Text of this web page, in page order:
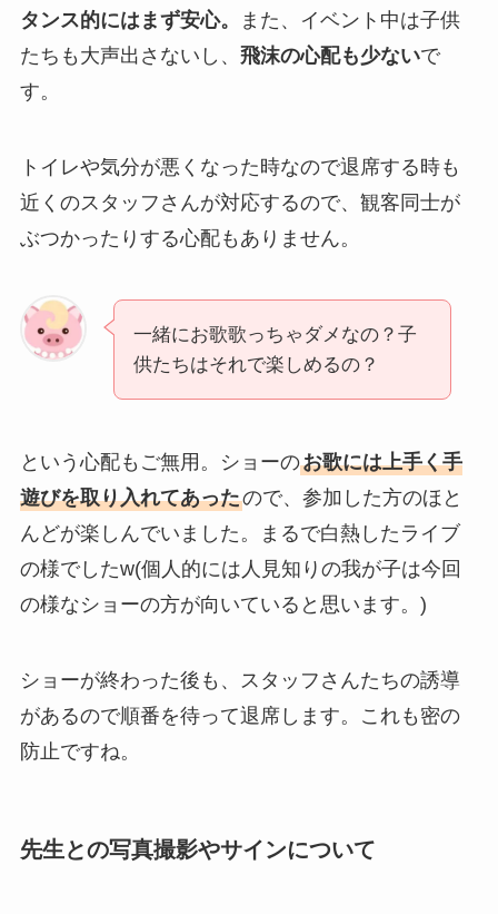
タンス的にはまず安心。
また、イベント中は子供
たちも大声出さないし、 飛沫の心配も少ないで
す。
トイレや気分が悪くなった時なので退席する時も
近くのスタッフさんが対応するので、観客同士が
ぶつかったりする心配もありません。
一緒にお歌歌っちゃダメなの？子
供たちはそれで楽しめるの？
という心配もご無用。ショーのお歌には上手く手
遊びを取り入れてあったので、参加した方のほと
んどが楽しんでいました。まるで白熱したライブ
の様でしたw(個人的には人見知りの我が子は今回
の様なショーの方が向いていると思います。)
ショーが終わった後も、スタッフさんたちの誘導
があるので順番を待って退席します。これも密の
防止ですね。
先生との写真撮影やサインについて